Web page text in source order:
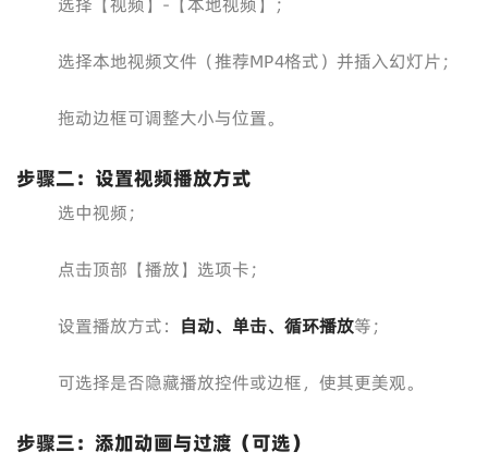
选择本地视频文件（推荐MP4格式）并插入幻灯片；
拖动边框可调整大小与位置。
步骤二：设置视频播放方式
选中视频；
点击顶部【播放】选项卡；
设置播放方式： 自动、单击、循环播放等；
可选择是否隐藏播放控件或边框，使其更美观。
步骤三：添加动画与过渡（可选）